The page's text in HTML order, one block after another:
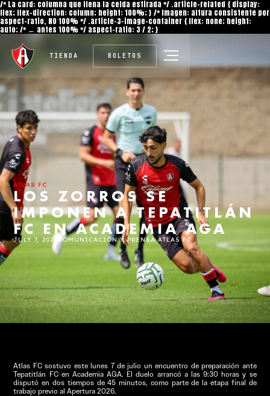
/* La card: columna que llena la celda estirada */ .article-related { display:
flex; flex-direction: column; height: 100%; } /* Imagen: altura consistente por
aspect-ratio, NO 100% */ .article-3-image-container { flex: none; height:
auto; /* ← antes 100% */ aspect-ratio: 3 / 2; }
TIENDA BOLETOS
ATLAS FC
LOS ZORROS SE
IMPONEN A TEPATITLÁN
FC EN ACADEMIA AGA
JULY 7, 2026 COMUNICACIÓN Y PRENSA ATLAS FC
Atlas FC sostuvo este lunes 7 de julio un encuentro de preparación ante
Tepatitlán FC en Academia AGA. El duelo arrancó a las 9:30 horas y se
disputó en dos tiempos de 45 minutos, como parte de la etapa final de
trabajo previo al Apertura 2026.